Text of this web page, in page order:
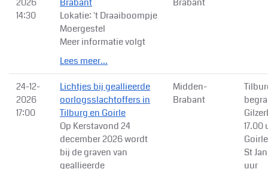
14:30
Lokatie: 't Draaiboompje
Moergestel
Meer informatie volgt
Lees meer...
24-12-
2026
17:00
Lichtjes bij geallieerde
oorlogsslachtoffers in
Tilburg en Goirle
Op Kerstavond 24
december 2026 wordt
bij de graven van
geallieerde
Midden-
Brabant
17.00
St
uur